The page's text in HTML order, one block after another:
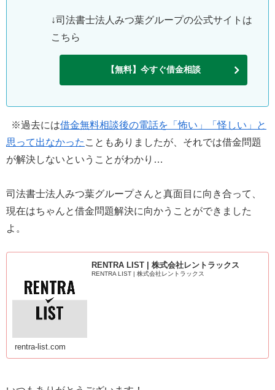
↓司法書士法人みつ葉グループの公式サイトは
こちら
【無料】今すぐ借金相談
※過去には借金無料相談後の電話を「怖い」「怪しい」と
思って出なかった こともありましたが、それでは借金問題
が解決しないということがわかり…
司法書士法人みつ葉グループさんと真面目に向き合って、
現在はちゃんと借金問題解決に向かうことができました
よ。
RENTRA LIST | 株式会社レントラックス
RENTRA LIST | 株式会社レントラックス
rentra-list.com